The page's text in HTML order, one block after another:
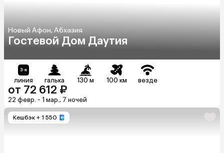
Новый Афон, Абхазия
Гостевой Дом Даутия
линия галька 130 м 100 км везде
от 72 612 ₽
22 февр. - 1 мар., 7 ночей
Кешбэк + 1 550